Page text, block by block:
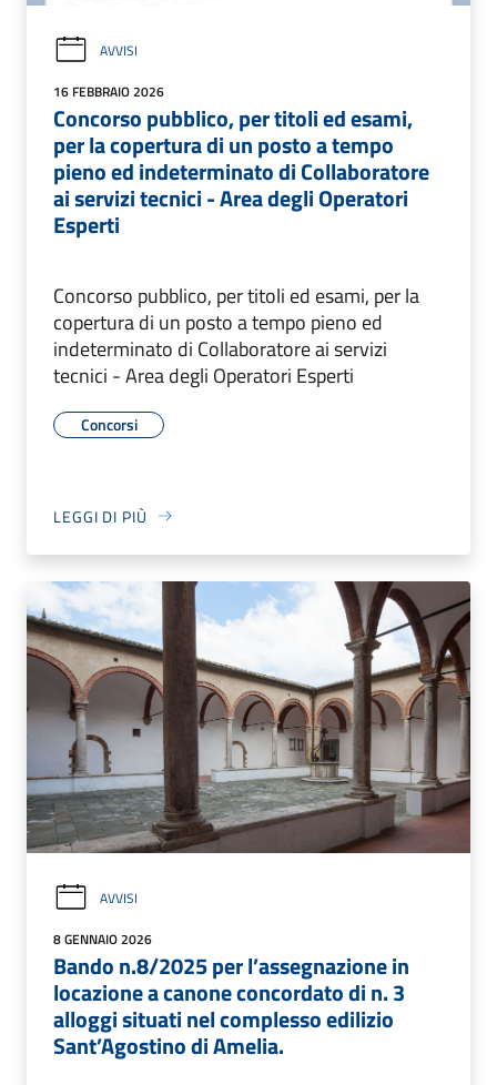
AVVISI
16 FEBBRAIO 2026
Concorso pubblico, per titoli ed esami,
per la copertura di un posto a tempo
pieno ed indeterminato di Collaboratore
ai servizi tecnici - Area degli Operatori
Esperti
Concorso pubblico, per titoli ed esami, per la
copertura di un posto a tempo pieno ed
indeterminato di Collaboratore ai servizi
tecnici - Area degli Operatori Esperti
Concorsi
LEGGI DI PIÙ
AVVISI
8 GENNAIO 2026
Bando n.8/2025 per l’assegnazione in
locazione a canone concordato di n. 3
alloggi situati nel complesso edilizio
Sant’Agostino di Amelia.